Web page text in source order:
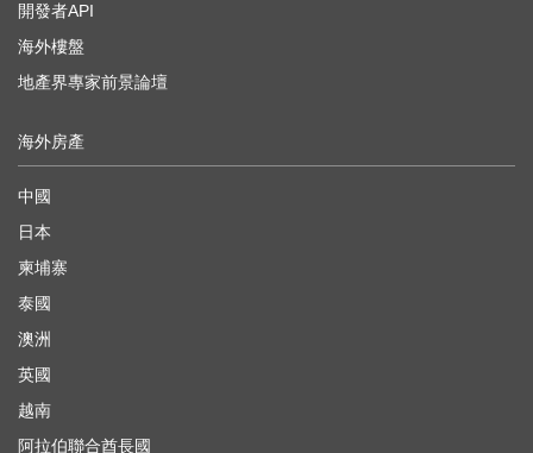
開發者API
海外樓盤
地產界專家前景論壇
海外房產
中國
日本
柬埔寨
泰國
澳洲
英國
越南
阿拉伯聯合酋長國